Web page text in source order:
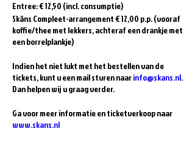
Entree: € 12,50 (incl. consumptie)
Skâns Compleet-arrangement € 12,00 p.p. (vooraf
koffie/thee met lekkers, achteraf een drankje met
een borrelplankje)
Indien het niet lukt met het bestellen van de
tickets, kunt u een mail sturen naarinfo@skans.nl.
Dan helpen wij u graag verder.
Ga voor meer informatie en ticketverkoop naar
www.skans.nl